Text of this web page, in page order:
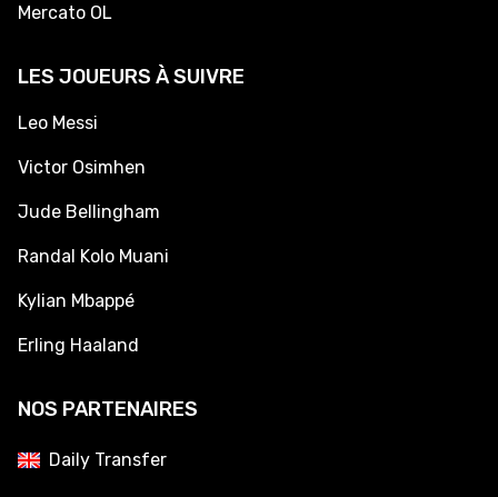
Mercato OL
LES JOUEURS À SUIVRE
Leo Messi
Victor Osimhen
Jude Bellingham
Randal Kolo Muani
Kylian Mbappé
Erling Haaland
NOS PARTENAIRES
Daily Transfer